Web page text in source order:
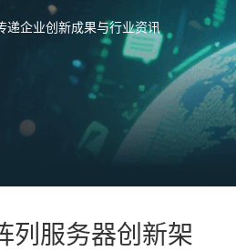
递企业创新成果与行业资讯
列服务器创新架